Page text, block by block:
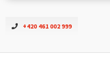
+420 461 002 999
Ověřit